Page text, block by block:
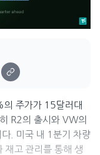
주가가 15달러대
R2의 출시와 VW의
. 미국 내 1분기 차량
고 관리를 통해 생